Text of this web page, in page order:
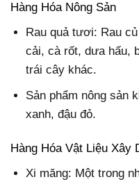
Hàng Hóa Nông Sản
Rau quả tươi: Rau
cải, cà rốt, dưa hấu,
trái cây khác.
Sản phẩm nông sản
xanh, đậu đỏ.
Hàng Hóa Vật Liệu Xây
Xi măng: Một trong